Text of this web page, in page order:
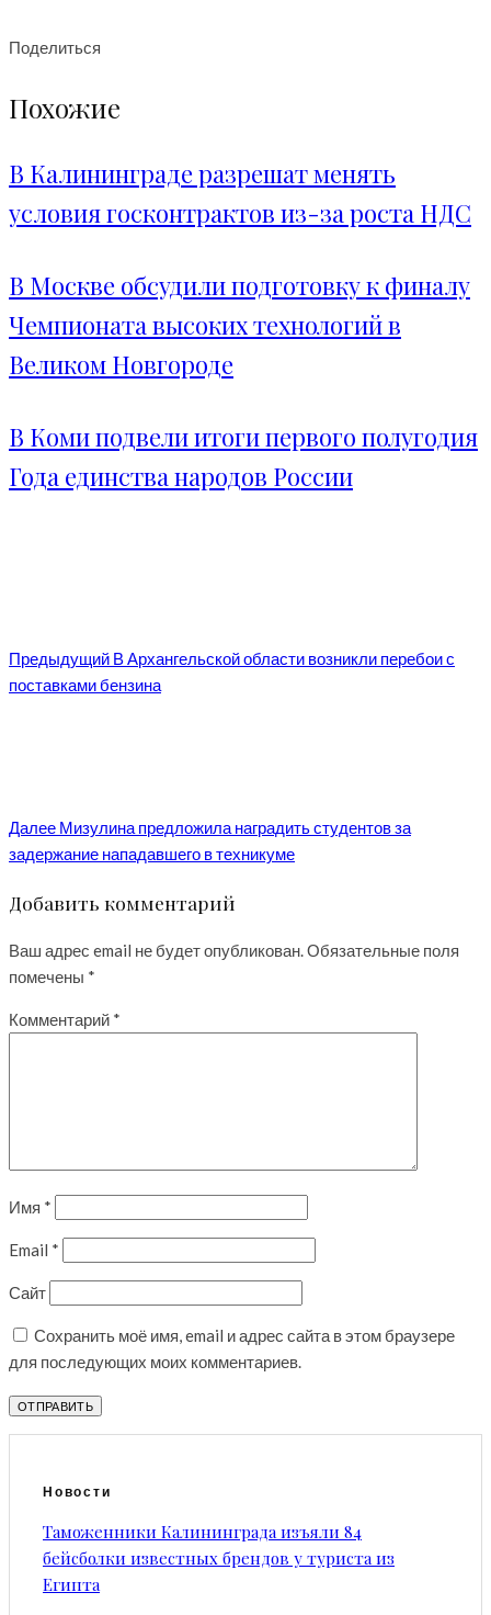
Поделиться
Похожие
В Калининграде разрешат менять
условия госконтрактов из-за роста НДС
В Москве обсудили подготовку к финалу
Чемпионата высоких технологий в
Великом Новгороде
В Коми подвели итоги первого полугодия
Года единства народов России
Предыдущий В Архангельской области возникли перебои с
поставками бензина
Далее Мизулина предложила наградить студентов за
задержание нападавшего в техникуме
Добавить комментарий
Ваш адрес email не будет опубликован.Обязательные поля
помечены *
Комментарий *
Имя *
Email *
Сайт
Сохранить моё имя, email и адрес сайта в этом браузере
для последующих моих комментариев.
Новости
Таможенники Калининграда изъяли 84
бейсболки известных брендов у туриста из
Египта